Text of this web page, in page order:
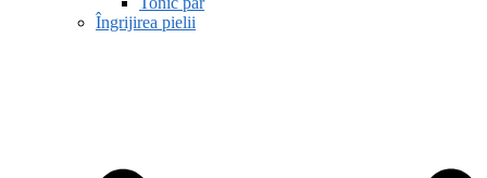
Îngrijirea pielii